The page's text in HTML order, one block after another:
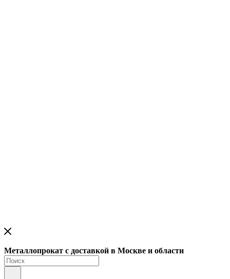
Металлопрокат с доставкой в Москве и области